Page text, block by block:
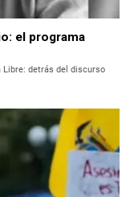
el programa
Libre: detrás del discurso